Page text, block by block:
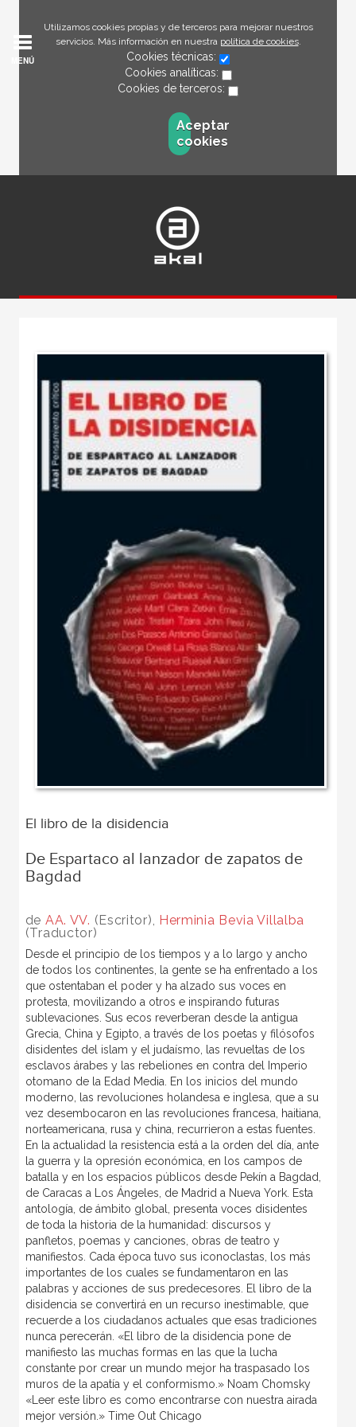
Utilizamos cookies propias y de terceros para mejorar nuestros
servicios. Más información en nuestra política de cookies.
Cookies técnicas:
Cookies analíticas:
Cookies de terceros:
Aceptar
cookies
MENÚ
El libro de la disidencia
De Espartaco al lanzador de zapatos de
Bagdad
de AA. VV. (Escritor), Herminia Bevia Villalba
(Traductor)
Desde el principio de los tiempos y a lo largo y ancho
de todos los continentes, la gente se ha enfrentado a los
que ostentaban el poder y ha alzado sus voces en
protesta, movilizando a otros e inspirando futuras
sublevaciones. Sus ecos reverberan desde la antigua
Grecia, China y Egipto, a través de los poetas y filósofos
disidentes del islam y el judaísmo, las revueltas de los
esclavos árabes y las rebeliones en contra del Imperio
otomano de la Edad Media. En los inicios del mundo
moderno, las revoluciones holandesa e inglesa, que a su
vez desembocaron en las revoluciones francesa, haitiana,
norteamericana, rusa y china, recurrieron a estas fuentes.
En la actualidad la resistencia está a la orden del día, ante
la guerra y la opresión económica, en los campos de
batalla y en los espacios públicos desde Pekín a Bagdad,
de Caracas a Los Ángeles, de Madrid a Nueva York. Esta
antología, de ámbito global, presenta voces disidentes
de toda la historia de la humanidad: discursos y
panfletos, poemas y canciones, obras de teatro y
manifiestos. Cada época tuvo sus iconoclastas, los más
importantes de los cuales se fundamentaron en las
palabras y acciones de sus predecesores. El libro de la
disidencia se convertirá en un recurso inestimable, que
recuerde a los ciudadanos actuales que esas tradiciones
nunca perecerán. «El libro de la disidencia pone de
manifiesto las muchas formas en las que la lucha
constante por crear un mundo mejor ha traspasado los
muros de la apatía y el conformismo.» Noam Chomsky
«Leer este libro es como encontrarse con nuestra airada
mejor versión.» Time Out Chicago